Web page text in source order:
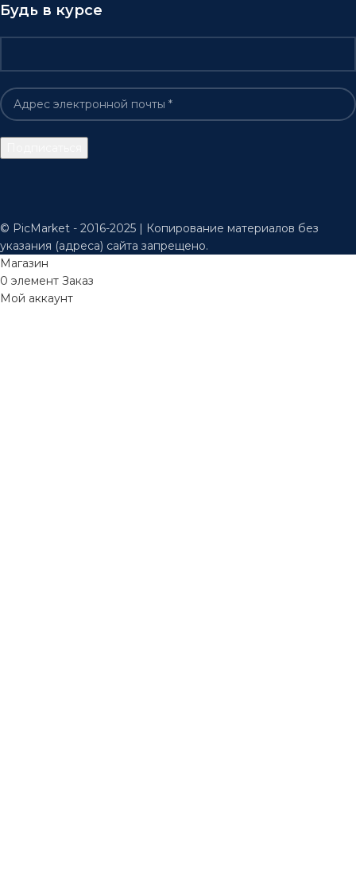
Будь в курсе
© PicMarket - 2016-2025 | Копирование материалов без
указания (адреса) сайта запрещено.
Магазин
0 элемент Заказ
Мой аккаунт